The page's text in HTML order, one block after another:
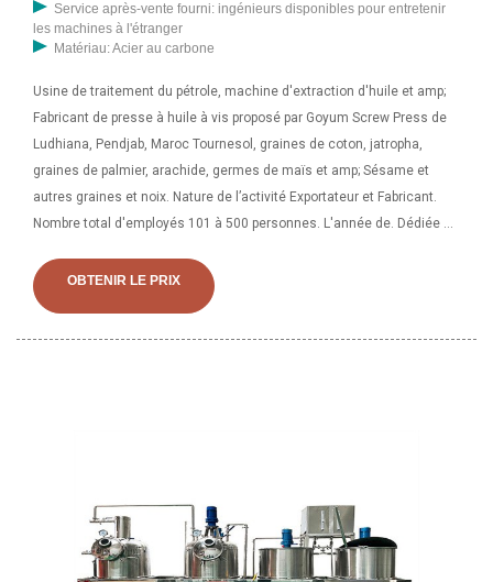
Service après-vente fourni: ingénieurs disponibles pour entretenir
les machines à l'étranger
Matériau: Acier au carbone
Usine de traitement du pétrole, machine d'extraction d'huile et amp;
Fabricant de presse à huile à vis proposé par Goyum Screw Press de
Ludhiana, Pendjab, Maroc Tournesol, graines de coton, jatropha,
graines de palmier, arachide, germes de maïs et amp; Sésame et
autres graines et noix. Nature de l’activité Exportateur et Fabricant.
Nombre total d'employés 101 à 500 personnes. L'année de. Dédiée au
large gamme de machines pour moulins à huile et d'usines de
raffinage d'huile végétale. Nous proposons aux clients des solutions
OBTENIR LE PRIX